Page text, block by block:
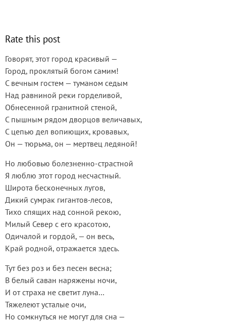
Rate this post
Говорят, этот город красивый —
Город, проклятый богом самим!
С вечным гостем — туманом седым
Над равниной реки горделивой,
Обнесенной гранитной стеной,
С пышным рядом дворцов величавых,
С цепью дел вопиющих, кровавых,
Он — тюрьма, он — мертвец ледяной!
Но любовью болезненно-страстной
Я люблю этот город несчастный.
Широта бесконечных лугов,
Дикий сумрак гигантов-лесов,
Тихо спящих над сонной рекою,
Милый Север с его красотою,
Одичалой и гордой, — он весь,
Край родной, отражается здесь.
Тут без роз и без песен весна;
В белый саван наряжены ночи,
И от страха не светит луна…
Тяжелеют усталые очи,
Но сомкнуться не могут для сна —